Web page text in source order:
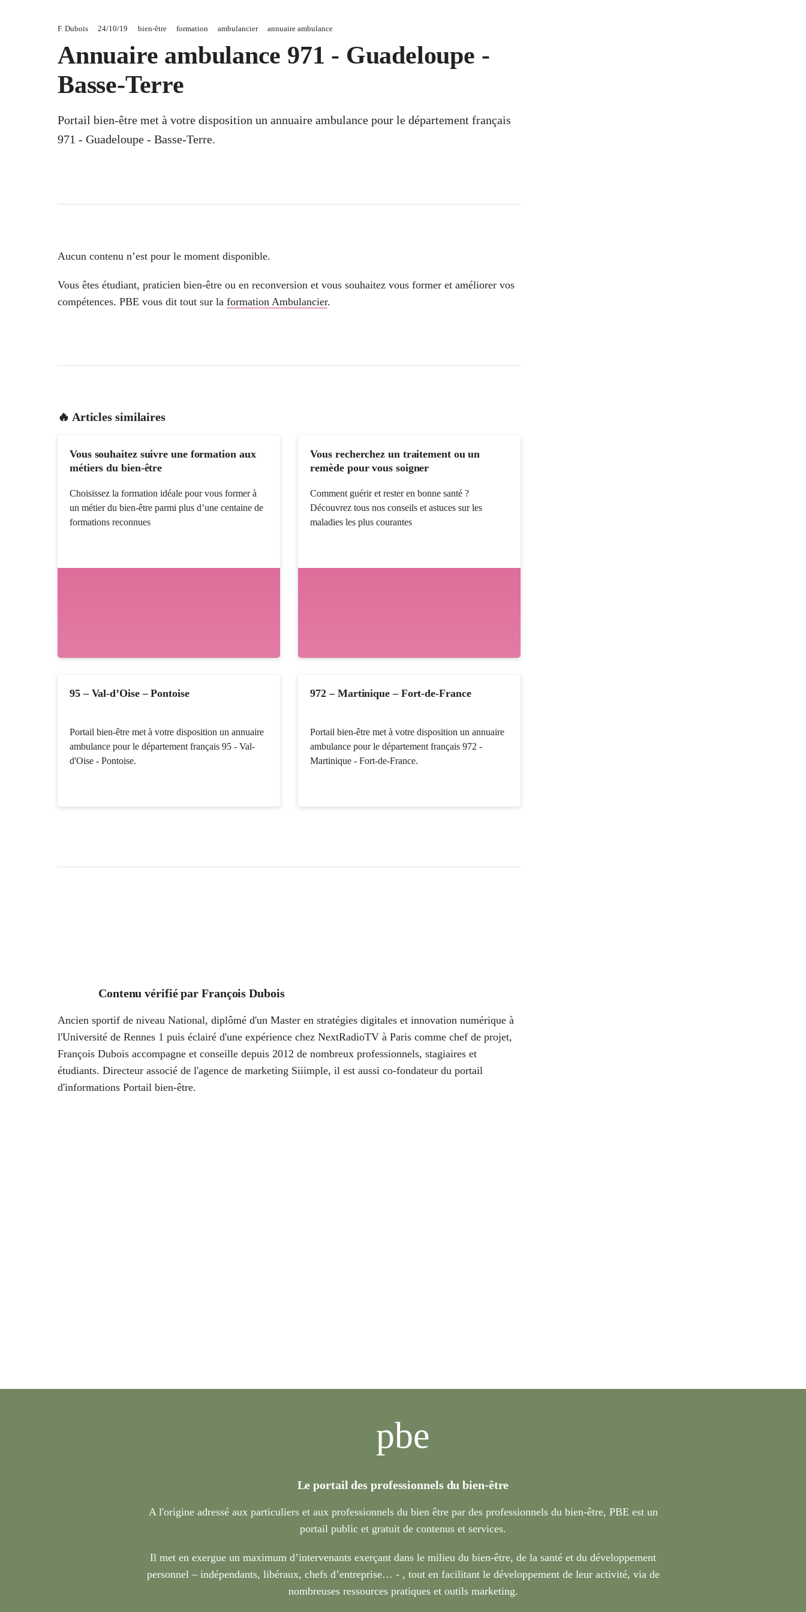
F. Dubois 24/10/19 bien-être formation ambulancier annuaire ambulance
Annuaire ambulance 971 - Guadeloupe -
Basse-Terre
Portail bien-être met à votre disposition un annuaire ambulance pour le département français
971 - Guadeloupe - Basse-Terre.
Aucun contenu n’est pour le moment disponible.
Vous êtes étudiant, praticien bien-être ou en reconversion et vous souhaitez vous former et améliorer vos
compétences. PBE vous dit tout sur la formation Ambulancier.
🔥 Articles similaires
Vous souhaitez suivre une formation aux
métiers du bien-être
Choisissez la formation idéale pour vous former à
un métier du bien-être parmi plus d’une centaine de
formations reconnues
Vous recherchez un traitement ou un
remède pour vous soigner
Comment guérir et rester en bonne santé ?
Découvrez tous nos conseils et astuces sur les
maladies les plus courantes
95 – Val-d’Oise – Pontoise
Portail bien-être met à votre disposition un annuaire
ambulance pour le département français 95 - Val-
d'Oise - Pontoise.
972 – Martinique – Fort-de-France
Portail bien-être met à votre disposition un annuaire
ambulance pour le département français 972 -
Martinique - Fort-de-France.
Contenu vérifié par François Dubois
Ancien sportif de niveau National, diplômé d'un Master en stratégies digitales et innovation numérique à
l'Université de Rennes 1 puis éclairé d'une expérience chez NextRadioTV à Paris comme chef de projet,
François Dubois accompagne et conseille depuis 2012 de nombreux professionnels, stagiaires et
étudiants. Directeur associé de l'agence de marketing Siiimple, il est aussi co-fondateur du portail
d'informations Portail bien-être.
pbe
Le portail des professionnels du bien-être
A l'origine adressé aux particuliers et aux professionnels du bien être par des professionnels du bien-être, PBE est un
portail public et gratuit de contenus et services.
Il met en exergue un maximum d’intervenants exerçant dans le milieu du bien-être, de la santé et du développement
personnel – indépendants, libéraux, chefs d’entreprise… - , tout en facilitant le développement de leur activité, via de
nombreuses ressources pratiques et outils marketing.